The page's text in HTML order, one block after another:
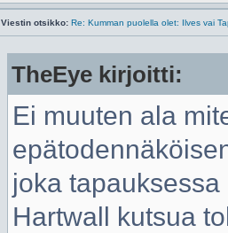
Viestin otsikko: Re: Kumman puolella olet: Ilves vai
TheEye kirjoitti:
Ei muuten ala
joka
Hartwall kutsua